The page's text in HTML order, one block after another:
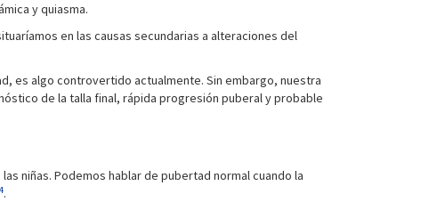
y quiasma.
en las causas secundarias a alteraciones del
es algo controvertido actualmente. Sin embargo, nuestra
de la talla final, rápida progresión puberal y probable
niñas. Podemos hablar de pubertad normal cuando la
4.